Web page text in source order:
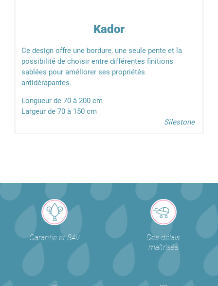
Kador
Ce design offre une bordure, une seule pente et la
possibilité de choisir entre différentes finitions
sablées pour améliorer ses propriétés
antidérapantes.
Longueur de 70 à 200 cm
Largeur de 70 à 150 cm
Silestone
Garantie et SAV
Des délais
maîtrisés